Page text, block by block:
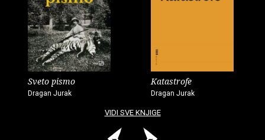
Sveto pismo
Dragan Jurak
Katastrofe
Dragan Jurak
VIDI SVE KNJIGE